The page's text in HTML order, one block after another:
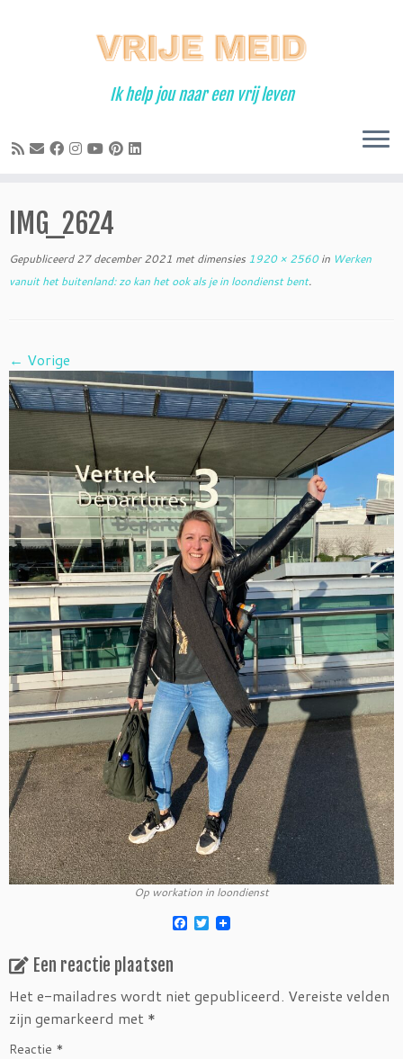
Ik help jou naar een vrij leven
IMG_2624
Gepubliceerd 27 december 2021 met dimensies 1920 × 2560in Werken
vanuit het buitenland: zo kan het ook als je in loondienst bent.
← Vorige
Op workation in loondienst
F
o
T
w
e
r
Een reactie plaatsen
Het e-mailadres wordt niet gepubliceerd. Vereiste velden
zijn gemarkeerd met *
Reactie *